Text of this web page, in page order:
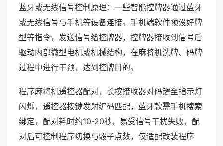
蓝牙或无线信号控制原理：一些智能控牌器通过蓝牙
或无线信号与手机等设备连接。手机端软件预设好牌
型等指令，发送信号给控牌器，控牌器接收到信号后
驱动内部微型电机或机械结构，在麻将机洗牌、码牌
过程中进行干预，达到控牌目的。
程序麻将机遥控器配对，长按接收器对码键至指示灯
闪烁，遥控器按键发射编码匹配，蓝牙款需手机搜索
绑定，配对耗时约10-20秒，易受信号干扰失败，配
对后可控制程序切换与骰子点数，仅适配改装程序